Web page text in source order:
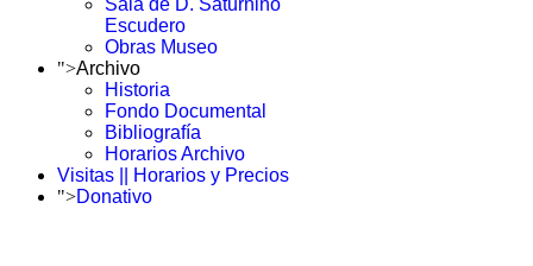
Sala de D. Saturnino
Escudero
Obras Museo
">Archivo
Historia
Fondo Documental
Bibliografía
Horarios Archivo
Visitas || Horarios y Precios
">Donativo